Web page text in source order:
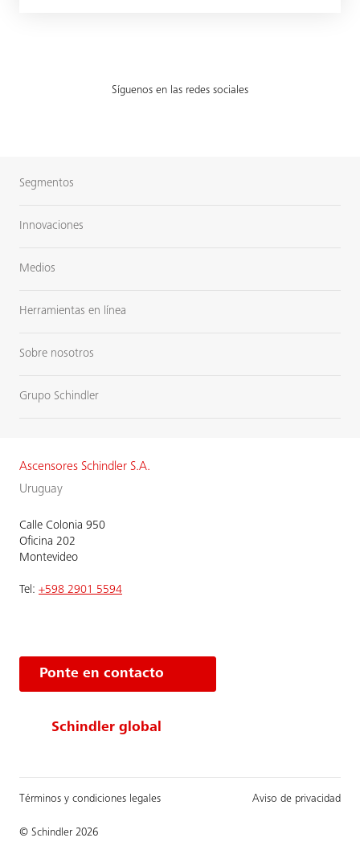
Síguenos en las redes sociales
Segmentos
Innovaciones
Medios
Herramientas en línea
Sobre nosotros
Grupo Schindler
Ascensores Schindler S.A.
Uruguay
Calle Colonia 950
Oficina 202
Montevideo
Tel: +598 2901 5594
Ponte en contacto
Schindler global
© Schindler 2026
Términos y condiciones legales Aviso de privacidad